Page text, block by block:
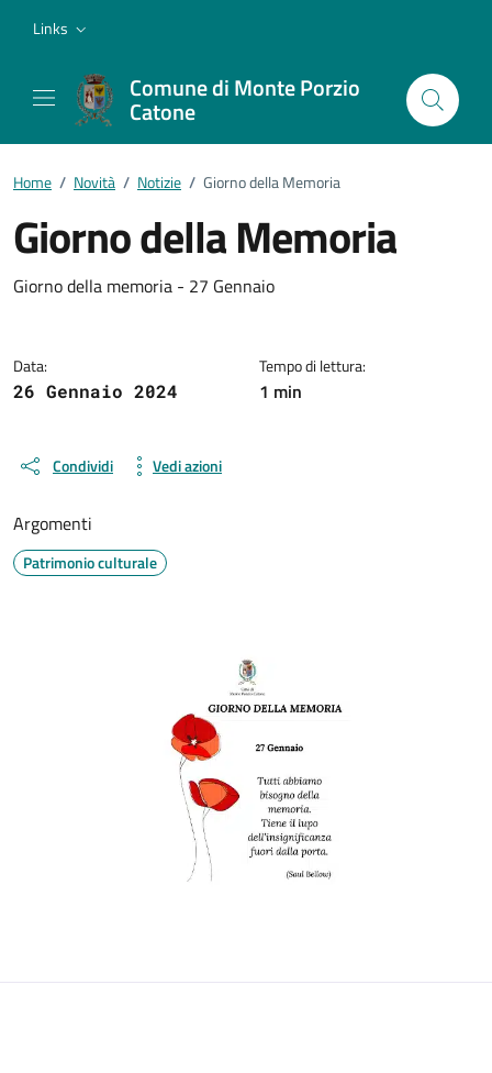
Links
Comune di Monte Porzio
Catone
Home / Novità / Notizie / Giorno della Memoria
Giorno della Memoria
Dettagli della notizia
Giorno della memoria - 27 Gennaio
Data:
26 Gennaio 2024
Tempo di lettura:
1 min
Condividi Vedi azioni
Argomenti
Patrimonio culturale